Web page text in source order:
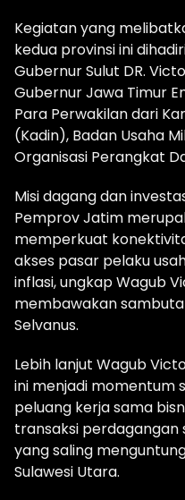
Kegiatan yang
kedua provinsi ini
Gubernur Sulut DR.
Gubernur Jawa Timur
Para Perwakilan dari
(Kadin), Badan Usaha
Organisasi Perangkat
Misi dagang dan
Pemprov Jatim
memperkuat
akses pasar pelaku
inflasi, ungkap Wagub
membawakan
Selvanus.
Lebih lanjut Wagub
ini menjadi momentum
peluang kerja sama
transaksi
yang saling
Sulawesi Utara.